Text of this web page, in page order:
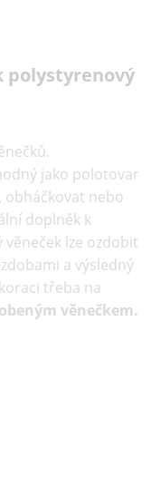
polystyrenový
jako polotovar
obháčkovat nebo
doplněk k
lze ozdobit
a výsledný
třeba na
věnečkem.